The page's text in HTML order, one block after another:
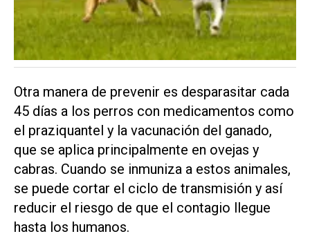
Otra manera de prevenir es desparasitar cada
45 días a los perros con medicamentos como
el praziquantel y la vacunación del ganado,
que se aplica principalmente en ovejas y
cabras. Cuando se inmuniza a estos animales,
se puede cortar el ciclo de transmisión y así
reducir el riesgo de que el contagio llegue
hasta los humanos.